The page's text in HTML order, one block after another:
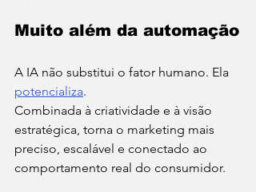
Muito além da automação
A IA não substitui o fator humano. Ela
potencializa.
Combinada à criatividade e à visão
estratégica, torna o marketing mais
preciso, escalável e conectado ao
comportamento real do consumidor.